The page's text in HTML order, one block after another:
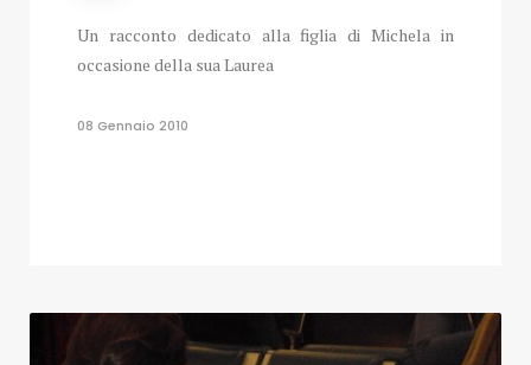
Un racconto dedicato alla figlia di Michela in
occasione della sua Laurea
08 Gennaio 2010